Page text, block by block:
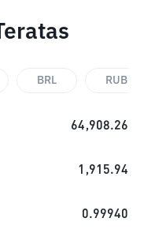
BRL RUB
64,908.26
1,915.94
0.99940